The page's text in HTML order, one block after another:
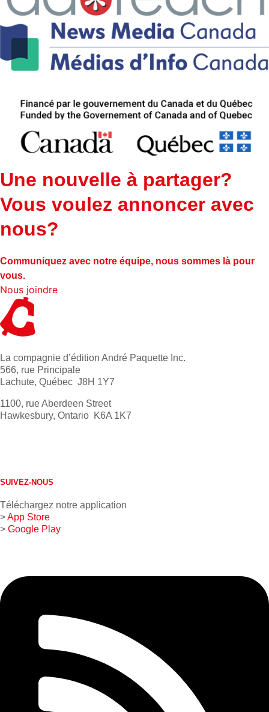
Une nouvelle à partager?
Vous voulez annoncer avec
nous?
Communiquez avec notre équipe, nous sommes là pour
vous.
Nous joindre
La compagnie d’édition André Paquette Inc.
566, rue Principale
Lachute, Québec J8H 1Y7
1100, rue Aberdeen Street
Hawkesbury, Ontario K6A 1K7
SUIVEZ-NOUS
Téléchargez notre application
>App Store
> Google Play